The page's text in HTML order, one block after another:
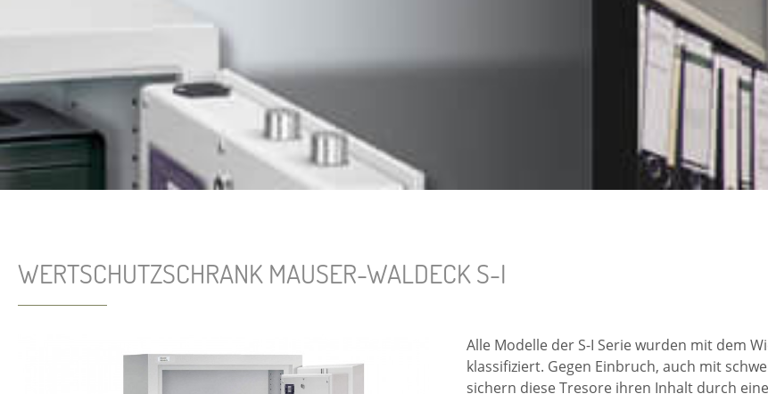
WERTSCHUTZSCHRANK MAUSER-WALDECK S-I
Alle Modelle der S-I Serie wurden mit dem
klassifiziert. Gegen Einbruch, auch mit
sichern diese Tresore ihren Inhalt durch